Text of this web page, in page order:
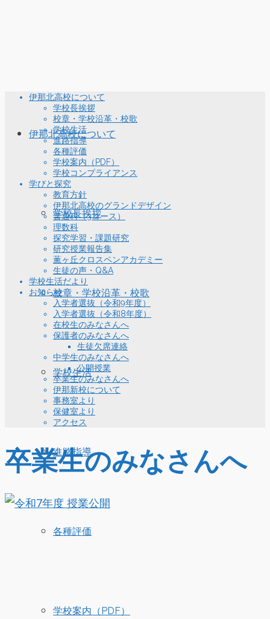
伊那北高校について
学校長挨拶
校章・学校沿革・校歌
学校生活
進路指導
各種評価
学校案内（PDF）
伊那北高校について
学校長挨拶
校章・学校沿革・校歌
学校生活
進路指導
各種評価
学校案内（PDF）
学校コンプライアンス
学びと探究
教育方針
伊那北高校のグランドデザイン
普通科（3コース）
理数科
探究学習・課題研究
研究授業報告集
薫ヶ丘クロスペンアカデミー
生徒の声・Q&A
学校生活だより
お知らせ
入学者選抜（令和9年度）
入学者選抜（令和8年度）
在校生のみなさんへ
保護者のみなさんへ
生徒欠席連絡
中学生のみなさんへ
公開授業
卒業生のみなさんへ
伊那新校について
事務室より
保健室より
アクセス
卒業生のみなさんへ